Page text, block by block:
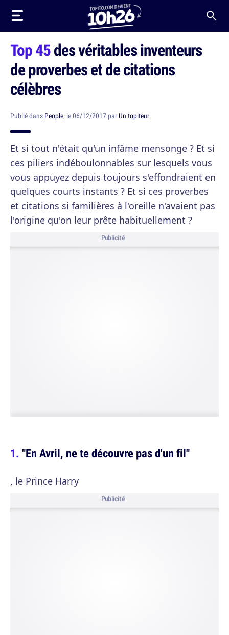
Top 45des véritables inventeurs
de proverbes et de citations
célèbres
Publié dans People, le 06/12/2017 parUn topiteur
Et si tout n'était qu'un infâme mensonge ? Et si
ces piliers indéboulonnables sur lesquels vous
vous appuyez depuis toujours s'effondraient en
quelques courts instants ? Et si ces proverbes
et citations si familières à l'oreille n'avaient pas
l'origine qu'on leur prête habituellement ?
Publicité
"En Avril, ne te découvre pas d'un fil"
, le Prince Harry
Publicité